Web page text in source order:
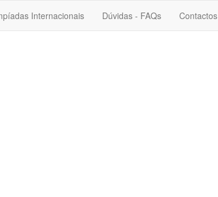
Internacionais Dúvidas - FAQs Contactos